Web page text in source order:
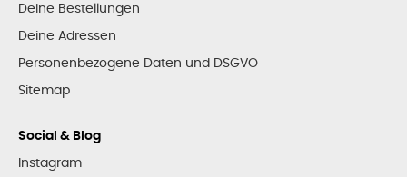
Deine Bestellungen
Deine Adressen
Personenbezogene Daten und DSGVO
Sitemap
Social & Blog
Instagram